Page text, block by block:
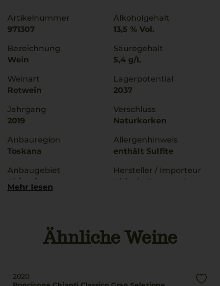
Artikelnummer
971307
Bezeichnung
Wein
Weinart
Rotwein
Jahrgang
2019
Anbauregion
Toskana
Anbaugebiet
Chianti
Qualitätsstufe
Denominazione Di
Rebsorten
Alkoholgehalt
13,5 % Vol.
Säuregehalt
5,4 g/L
Lagerpotential
2037
Verschluss
Naturkorken
Allergenhinweis
enthält Sulfite
Hersteller / Importeur
Viticola Toscana Soc.
Italien
Mehr lesen
Ähnliche Weine
2020